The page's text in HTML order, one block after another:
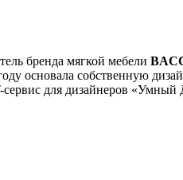
бренда мягкой мебели
основала собственную
для дизайнеров «Умный